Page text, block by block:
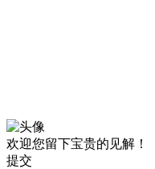
欢迎您留下宝贵的见解！
提交